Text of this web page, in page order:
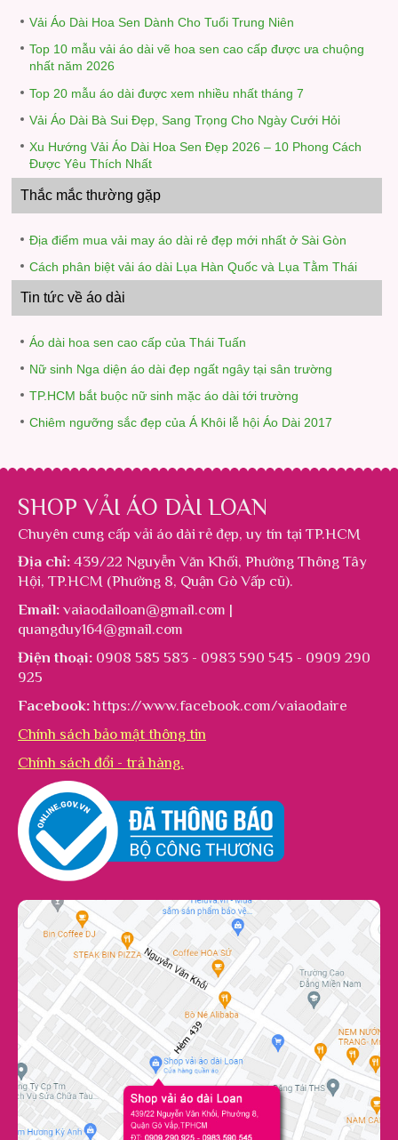
Vải Áo Dài Hoa Sen Dành Cho Tuổi Trung Niên
Top 10 mẫu vải áo dài vẽ hoa sen cao cấp được ưa chuộng
nhất năm 2026
Top 20 mẫu áo dài được xem nhiều nhất tháng 7
Vải Áo Dài Bà Sui Đẹp, Sang Trọng Cho Ngày Cưới Hỏi
Xu Hướng Vải Áo Dài Hoa Sen Đẹp 2026 – 10 Phong Cách
Được Yêu Thích Nhất
Thắc mắc thường gặp
Địa điểm mua vải may áo dài rẻ đẹp mới nhất ở Sài Gòn
Cách phân biệt vải áo dài Lụa Hàn Quốc và Lụa Tằm Thái
Tin tức về áo dài
Áo dài hoa sen cao cấp của Thái Tuấn
Nữ sinh Nga diện áo dài đẹp ngất ngây tại sân trường
TP.HCM bắt buộc nữ sinh mặc áo dài tới trường
Chiêm ngưỡng sắc đẹp của Á Khôi lễ hội Áo Dài 2017
SHOP VẢI ÁO DÀI LOAN
Chuyên cung cấp vải áo dài rẻ đẹp, uy tín tại TP.HCM
Địa chỉ: 439/22 Nguyễn Văn Khối, Phường Thông Tây
Hội, TP.HCM (Phường 8, Quận Gò Vấp cũ).
Email: vaiaodailoan@gmail.com |
quangduy164@gmail.com
Điện thoại: 0908 585 583 - 0983 590 545 - 0909 290
925
Facebook: https://www.facebook.com/vaiaodaire
Chính sách bảo mật thông tin
Chính sách đổi - trả hàng.